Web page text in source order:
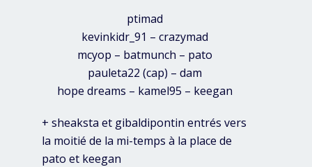
ptimad
kevinkidr_91 – crazymad
mcyop – batmunch – pato
pauleta22 (cap) – dam
hope dreams – kamel95 – keegan
+ sheaksta et gibaldipontin entrés vers
la moitié de la mi-temps à la place de
pato et keegan